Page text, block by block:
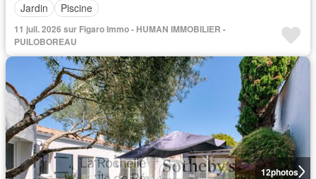
Jardin
Piscine
11 juil. 2026 sur Figaro Immo - HUMAN IMMOBILIER -
PUILOBOREAU
12photos